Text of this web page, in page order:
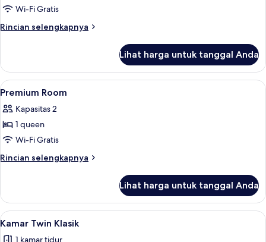
Wi-Fi Gratis
Rincian selengkapnya
Rincian
Kamar
Premium
Lihat harga untuk tanggal Anda
Lihat
semua
foto
untuk
Premium
Room
Seprai premium, selimut bulu angsa,
5
Premium Room
Kapasitas 2
1 queen
Wi-Fi Gratis
Rincian selengkapnya
Rincian
Premium
Room
Lihat harga untuk tanggal Anda
Lihat
semua
Seprai premium, selimut bulu angsa,
4
Kamar Twin Klasik
1 kamar tidur